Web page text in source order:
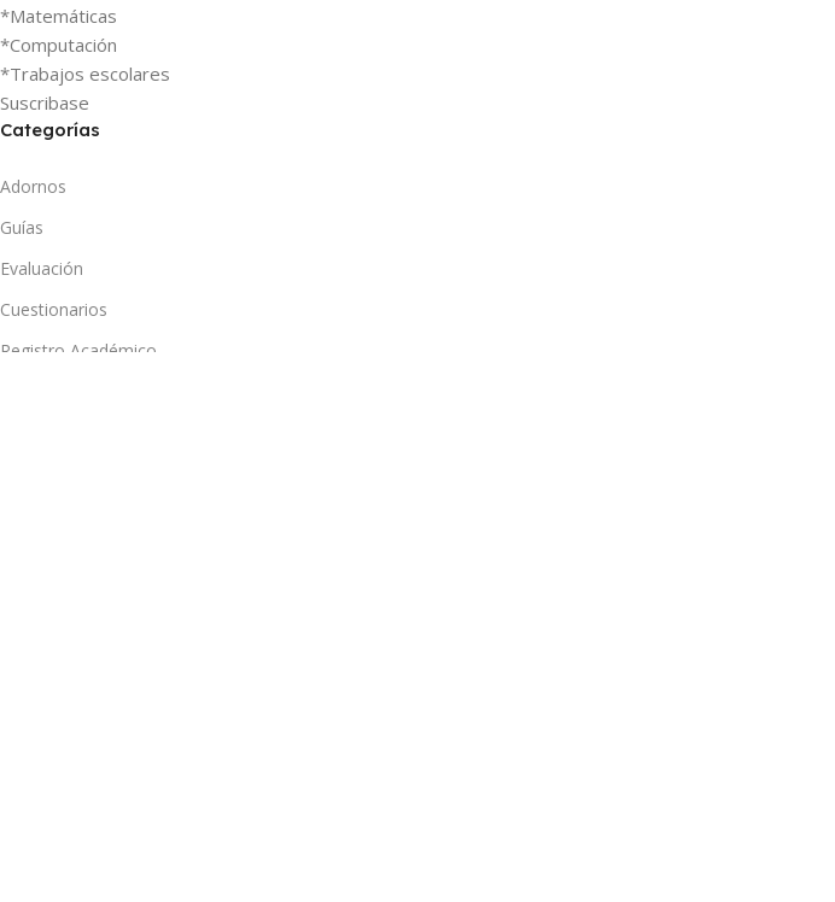
*Matemáticas
*Computación
*Trabajos escolares
Suscribase
Categorías
Adornos
Guías
Evaluación
Cuestionarios
Registro Académico